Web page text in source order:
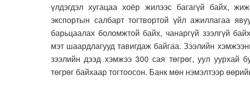
үлдэгдэл хугацаа хоёр жилээс багагүй байх,
экспортын салбарт тогтвортой үйл ажиллагаа
барьцаалах боломжтой байх, чанаргүй зээлгүй
мэт шаардлагууд тавигдаж байгаа. Зээлийн
зээлийн дээд хэмжээ 300 сая төгрөг, уул уурхай
төгрөг байхаар тогтоосон. Банк мөн нэмэлтээр